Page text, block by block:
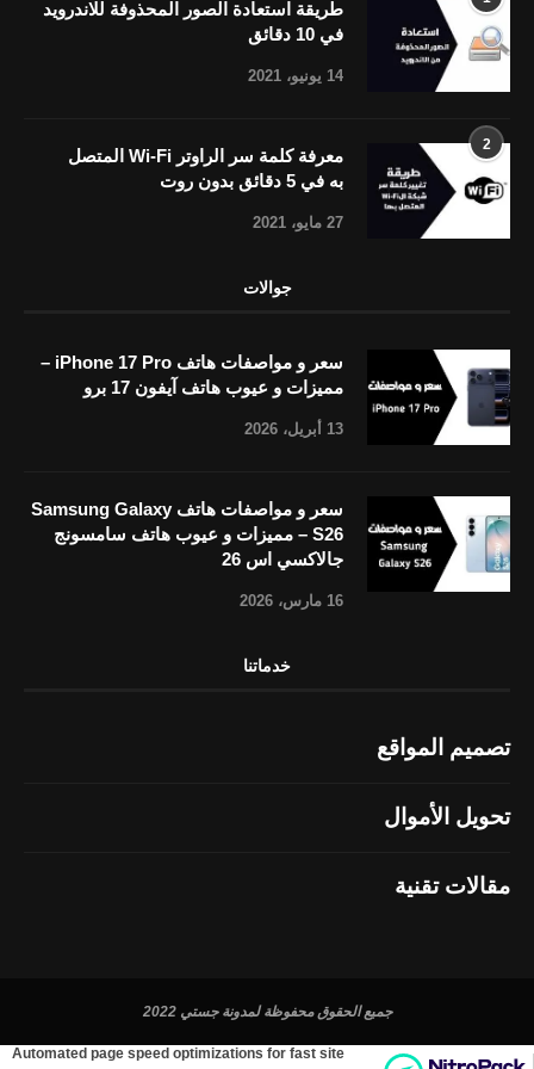
طريقة استعادة الصور المحذوفة للاندرويد
في 10 دقائق
14 يونيو، 2021
2
معرفة كلمة سر الراوتر Wi-Fi المتصل
به في 5 دقائق بدون روت
27 مايو، 2021
جوالات
سعر و مواصفات هاتف iPhone 17 Pro –
مميزات و عيوب هاتف آيفون 17 برو
13 أبريل، 2026
سعر و مواصفات هاتف Samsung Galaxy
S26 – مميزات و عيوب هاتف سامسونج
جالاكسي اس 26
16 مارس، 2026
خدماتنا
تصميم المواقع
تحويل الأموال
مقالات تقنية
جميع الحقوق محفوظة لمدونة جستي 2022